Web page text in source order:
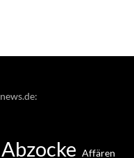
Abzocke Affären